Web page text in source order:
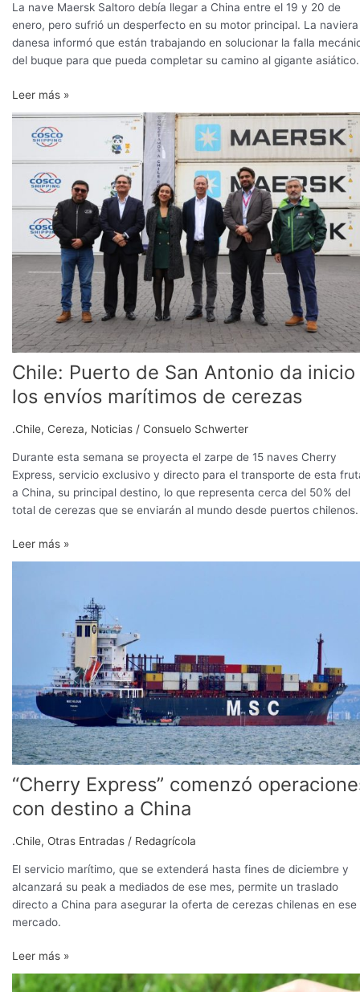
La nave Maersk Saltoro debía llegar a China entre el 19 y 20 de
enero, pero sufrió un desperfecto en su motor principal. La naviera
danesa informó que están trabajando en solucionar la falla
del buque para que pueda completar su camino al gigante asiático.
Leer más »
Chile: Puerto de San Antonio da inicio
los envíos marítimos de cerezas
.Chile, Cereza, Noticias / Consuelo Schwerter
Durante esta semana se proyecta el zarpe de 15 naves Cherry
Express, servicio exclusivo y directo para el transporte de esta
a China, su principal destino, lo que representa cerca del 50% del
total de cerezas que se enviarán al mundo desde puertos chilenos.
Chile:
Puerto
Antonio
da
inicio
los
marítimos
de
cerezas
Leer más »
“Cherry Express” comenzó
con destino a China
.Chile, Otras Entradas / Redagrícola
El servicio marítimo, que se extenderá hasta fines de diciembre y
alcanzará su peak a mediados de ese mes, permite un traslado
directo a China para asegurar la oferta de cerezas chilenas en ese
mercado.
China
Leer más »
Arranca